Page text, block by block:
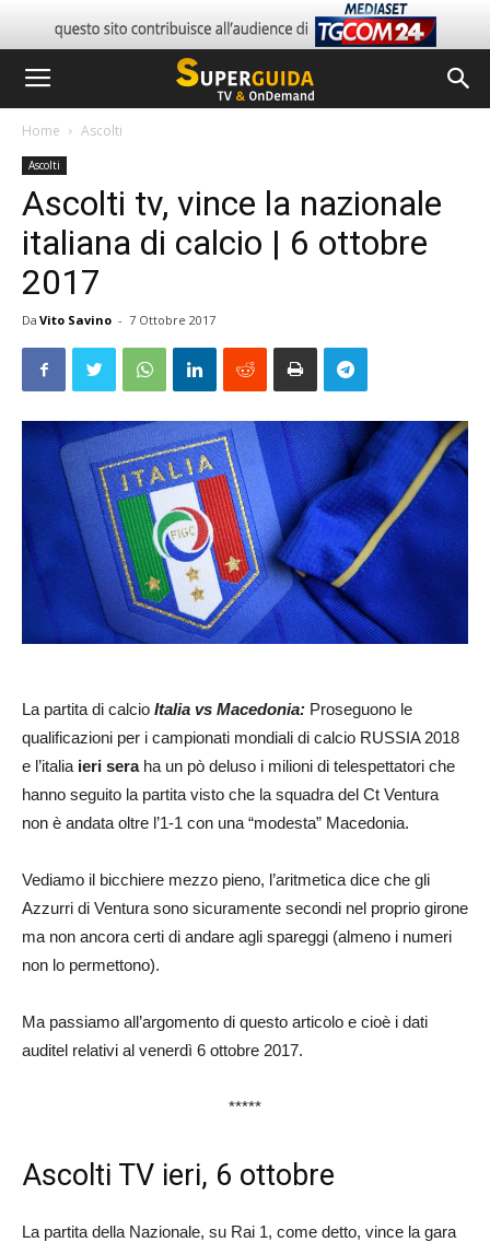
Home Ascolti
Ascolti
Ascolti tv, vince la nazionale
italiana di calcio | 6 ottobre
2017
Da Vito Savino - 7 Ottobre 2017
La partita di calcio Italia vs Macedonia: Proseguono le
qualificazioni per i campionati mondiali di calcio RUSSIA 2018
e l’italia ieri sera ha un pò deluso i milioni di telespettatori che
hanno seguito la partita visto che la squadra del Ct Ventura
non è andata oltre l’1-1 con una “modesta” Macedonia.
Vediamo il bicchiere mezzo pieno, l’aritmetica dice che gli
Azzurri di Ventura sono sicuramente secondi nel proprio girone
ma non ancora certi di andare agli spareggi (almeno i numeri
non lo permettono).
Ma passiamo all’argomento di questo articolo e cioè i dati
auditel relativi al venerdì 6 ottobre 2017.
*****
Ascolti TV ieri, 6 ottobre
La partita della Nazionale, su Rai 1, come detto, vince la gara